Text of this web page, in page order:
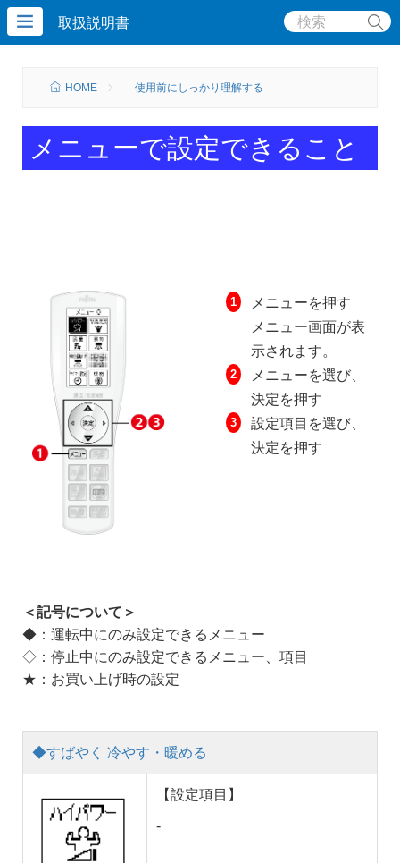
取扱説明書
HOME 使用前にしっかり理解する
メニューで設定できること
メニューを押す
メニュー画面が表
示されます。
メニューを選び、
決定を押す
設定項目を選び、
決定を押す
＜記号について＞
◆：運転中にのみ設定できるメニュー
◇：停止中にのみ設定できるメニュー、項目
★：お買い上げ時の設定
◆すばやく 冷やす・暖める
【設定項目】
-